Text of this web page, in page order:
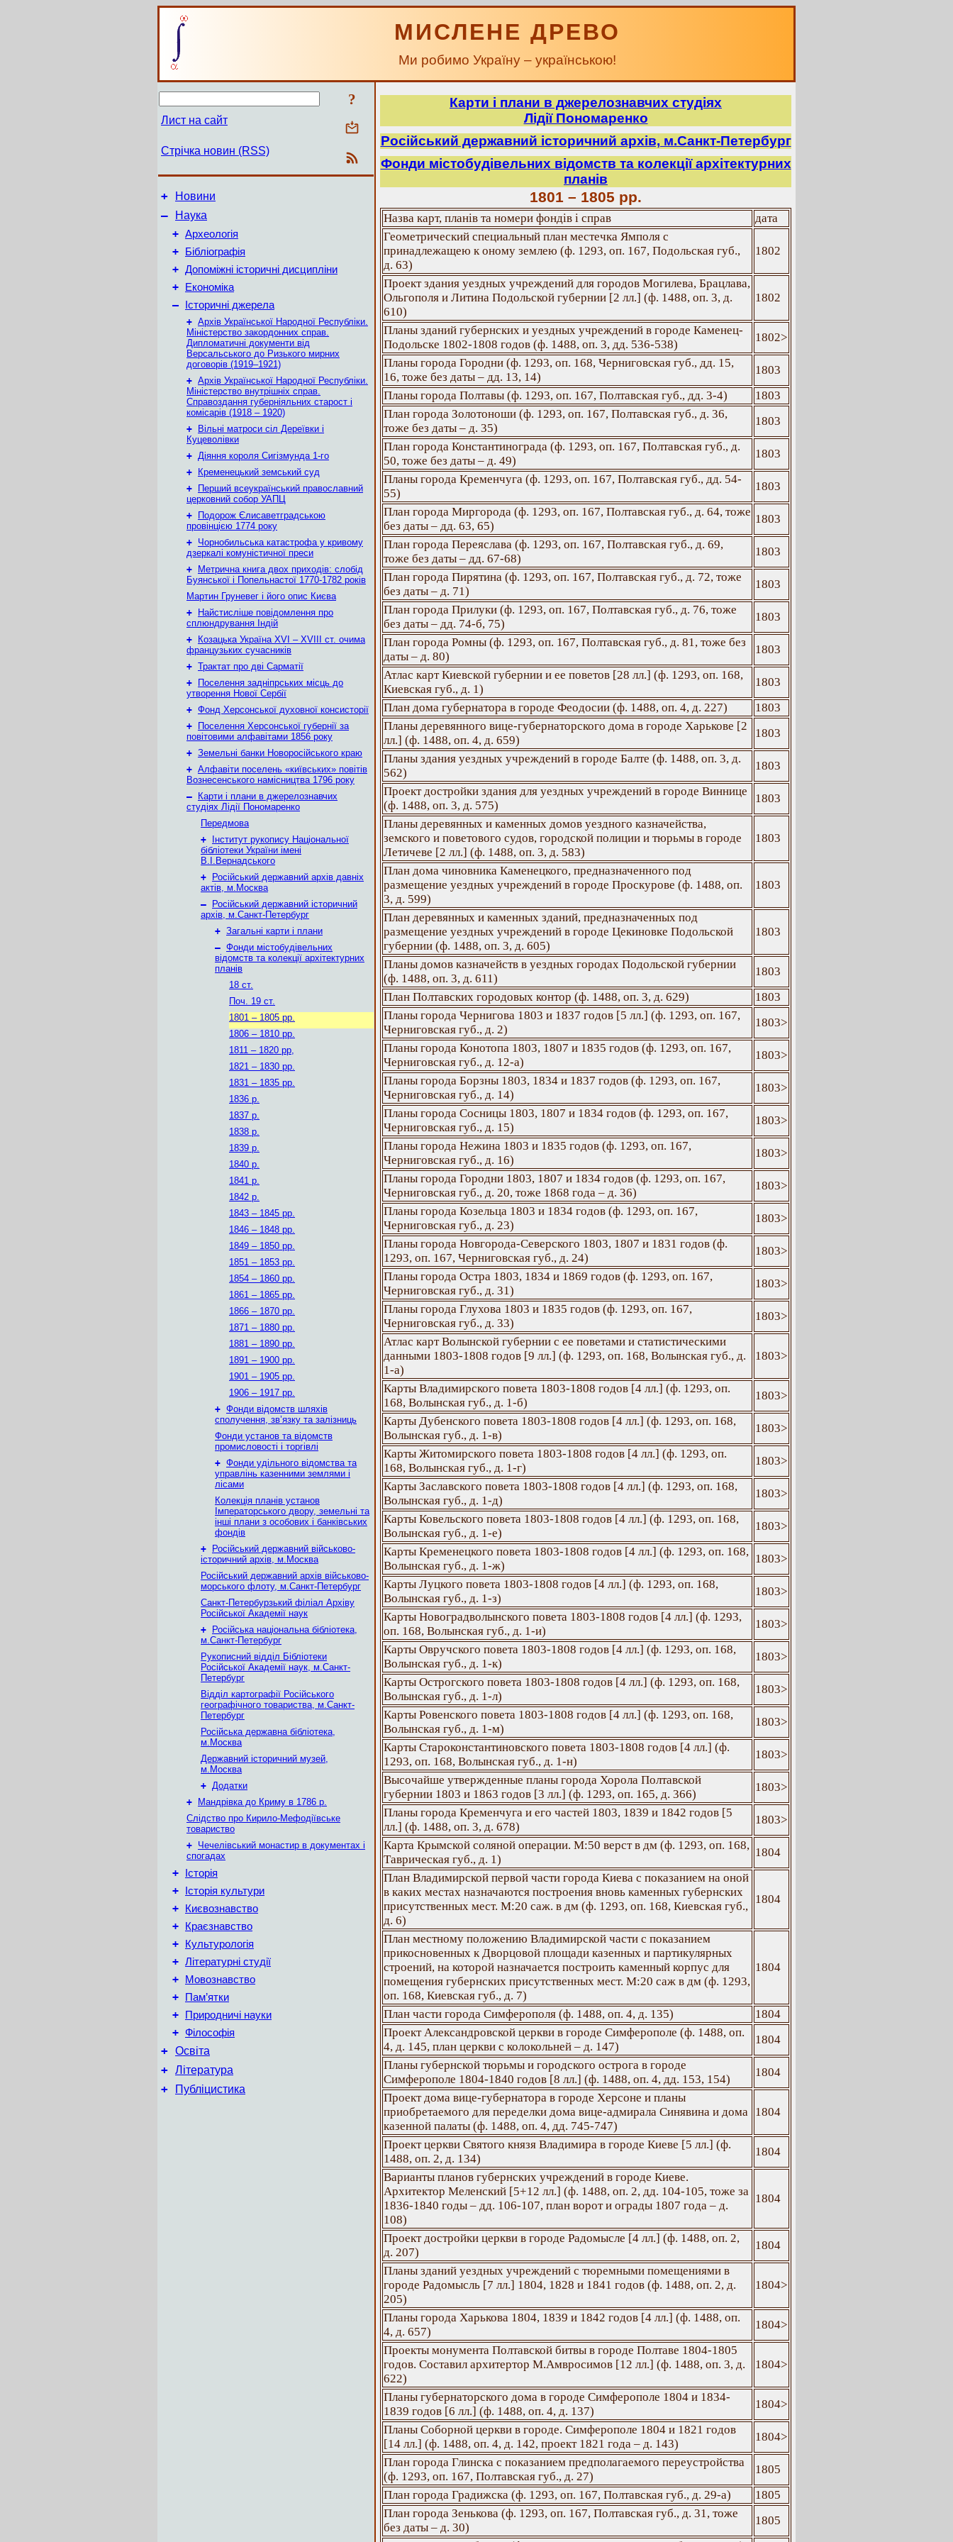
МИСЛЕНЕ ДРЕВО
Ми робимо Україну – українською!
?
Лист на сайт
Стрічка новин (RSS)
+ Новини
–
Наука
+ Археологія
+ Бібліографія
+ Допоміжні історичні дисципліни
+ Економіка
– Історичні джерела
+ Архів Української Народної Республіки.
Міністерство закордонних справ.
Дипломатичні документи від
Версальського до Ризького мирних
договорів (1919–1921)
+ Архів Української Народної Республіки.
Міністерство внутрішніх справ.
Справоздання губерніяльних старост і
комісарів (1918 – 1920)
+
Вільні матроси сіл Дереївки і
Куцеволівки
+ Діяння короля Сигізмунда 1-го
+
Кременецький земський суд
+
Перший всеукраїнський православний
церковний собор УАПЦ
+
Подорож Єлисаветградською
провінцією 1774 року
+ Чорнобильська катастрофа у кривому
дзеркалі комуністичної преси
+
Метрична книга двох приходів: слобід
Буянської і Попельнастої 1770-1782 років
Мартин Груневег і його опис Києва
+
Найстисліше повідомлення про
сплюндрування Індій
+
Козацька Україна ХVІ – ХVІІІ ст. очима
французьких сучасників
+ Трактат про дві Сарматії
+
Поселення задніпрських місць до
утворення Нової Сербії
+ Фонд Херсонської духовної консисторії
+
Поселення Херсонської губернії за
повітовими алфавітами 1856 року
+ Земельні банки Новоросійського краю
+ Алфавіти поселень «київських» повітів
Вознесенського намісництва 1796 року
–
Карти і плани в джерелознавчих
студіях Лідії Пономаренко
Передмова
+
Інститут рукопису Національної
бібліотеки України імені
В.І.Вернадського
+
Російський державний архів давніх
актів, м.Москва
–
Російський державний історичний
архів, м.Санкт-Петербург
+ Загальні карти і плани
– Фонди містобудівельних
відомств та колекції архітектурних
планів
18 ст.
Поч. 19 ст.
1801 – 1805 рр.
1806 – 1810 рр.
1811 – 1820 рр,
1821 – 1830 рр.
1831 – 1835 рр.
1836 р.
1837 р.
1838 р.
1839 р.
1840 р.
1841 р.
1842 р.
1843 – 1845 рр.
1846 – 1848 рр.
1849 – 1850 рр.
1851 – 1853 рр.
1854 – 1860 рр.
1861 – 1865 рр.
1866 – 1870 рр.
1871 – 1880 рр.
1881 – 1890 рр.
1891 – 1900 рр.
1901 – 1905 рр.
1906 – 1917 рр.
+ Фонди відомств шляхів
сполучення, зв’язку та залізниць
Фонди установ та відомств
промисловості і торгівлі
+ Фонди удільного відомства та
управлінь казенними землями і
лісами
Колекція планів установ
Імператорського двору, земельні та
інші плани з особових і банківських
фондів
+
Російський державний військово-
історичний архів, м.Москва
Російський державний архів військово-
морського флоту, м.Санкт-Петербург
Санкт-Петербурзький філіал Архіву
Російської Академії наук
+
Російська національна бібліотека,
м.Санкт-Петербург
Рукописний відділ Бібліотеки
Російської Академії наук, м.Санкт-
Петербург
Відділ картографії Російського
географічного товариства, м.Санкт-
Петербург
Російська державна бібліотека,
м.Москва
Державний історичний музей,
м.Москва
+ Додатки
+
Мандрівка до Криму в 1786 р.
Слідство про Кирило-Мефодіївське
товариство
+ Чечелівський монастир в документах і
спогадах
+ Історія
+ Історія культури
+ Києвознавство
+ Краєзнавство
+ Культурологія
+ Літературні студії
+ Мовознавство
+ Пам’ятки
+ Природничі науки
+ Філософія
+ Освіта
+ Література
+ Публіцистика
Карти і плани в джерелознавчих студіях
Лідії Пономаренко
Російський державний історичний архів, м.Санкт-Петербург
Фонди містобудівельних відомств та колекції архітектурних
планів
1801 – 1805 рр.
Назва карт, планів та номери фондів і справ
дата
Геометрический специальный план местечка Ямполя с
принадлежащею к оному землею (ф. 1293, оп. 167, Подольская губ.,
д. 63)
1802
Проект здания уездных учреждений для городов Могилева, Брацлава,
Ольгополя и Литина Подольской губернии [2 лл.] (ф. 1488, оп. 3, д.
610)
1802
Планы зданий губернских и уездных учреждений в городе Каменец-
Подольске 1802-1808 годов (ф. 1488, оп. 3, дд. 536-538)
1802>
Планы города Городни (ф. 1293, оп. 168, Черниговская губ., дд. 15,
16, тоже без даты – дд. 13, 14)
1803
Планы города Полтавы (ф. 1293, оп. 167, Полтавская губ., дд. 3-4)
1803
План города Золотоноши (ф. 1293, оп. 167, Полтавская губ., д. 36,
тоже без даты – д. 35)
1803
План города Константинограда (ф. 1293, оп. 167, Полтавская губ., д.
50, тоже без даты – д. 49)
1803
Планы города Кременчуга (ф. 1293, оп. 167, Полтавская губ., дд. 54-
55)
1803
План города Миргорода (ф. 1293, оп. 167, Полтавская губ., д. 64, тоже
без даты – дд. 63, 65)
1803
План города Переяслава (ф. 1293, оп. 167, Полтавская губ., д. 69,
тоже без даты – дд. 67-68)
1803
План города Пирятина (ф. 1293, оп. 167, Полтавская губ., д. 72, тоже
без даты – д. 71)
1803
План города Прилуки (ф. 1293, оп. 167, Полтавская губ., д. 76, тоже
без даты – дд. 74-б, 75)
1803
План города Ромны (ф. 1293, оп. 167, Полтавская губ., д. 81, тоже без
даты – д. 80)
1803
Атлас карт Киевской губернии и ее поветов [28 лл.] (ф. 1293, оп. 168,
Киевская губ., д. 1)
1803
План дома губернатора в городе Феодосии (ф. 1488, оп. 4, д. 227)
1803
Планы деревянного вице-губернаторского дома в городе Харькове [2
лл.] (ф. 1488, оп. 4, д. 659)
1803
Планы здания уездных учреждений в городе Балте (ф. 1488, оп. 3, д.
562)
1803
Проект достройки здания для уездных учреждений в городе Виннице
(ф. 1488, оп. 3, д. 575)
1803
Планы деревянных и каменных домов уездного казначейства,
земского и поветового судов, городской полиции и тюрьмы в городе
Летичеве [2 лл.] (ф. 1488, оп. 3, д. 583)
1803
План дома чиновника Каменецкого, предназначенного под
размещение уездных учреждений в городе Проскурове (ф. 1488, оп.
3, д. 599)
1803
План деревянных и каменных зданий, предназначенных под
размещение уездных учреждений в городе Цекиновке Подольской
губернии (ф. 1488, оп. 3, д. 605)
1803
Планы домов казначейств в уездных городах Подольской губернии
(ф. 1488, оп. 3, д. 611)
1803
План Полтавских городовых контор (ф. 1488, оп. 3, д. 629)
1803
Планы города Чернигова 1803 и 1837 годов [5 лл.] (ф. 1293, оп. 167,
Черниговская губ., д. 2)
1803>
Планы города Конотопа 1803, 1807 и 1835 годов (ф. 1293, оп. 167,
Черниговская губ., д. 12-а)
1803>
Планы города Борзны 1803, 1834 и 1837 годов (ф. 1293, оп. 167,
Черниговская губ., д. 14)
1803>
Планы города Сосницы 1803, 1807 и 1834 годов (ф. 1293, оп. 167,
Черниговская губ., д. 15)
1803>
Планы города Нежина 1803 и 1835 годов (ф. 1293, оп. 167,
Черниговская губ., д. 16)
1803>
Планы города Городни 1803, 1807 и 1834 годов (ф. 1293, оп. 167,
Черниговская губ., д. 20, тоже 1868 года – д. 36)
1803>
Планы города Козельца 1803 и 1834 годов (ф. 1293, оп. 167,
Черниговская губ., д. 23)
1803>
Планы города Новгорода-Северского 1803, 1807 и 1831 годов (ф.
1293, оп. 167, Черниговская губ., д. 24)
1803>
Планы города Остра 1803, 1834 и 1869 годов (ф. 1293, оп. 167,
Черниговская губ., д. 31)
1803>
Планы города Глухова 1803 и 1835 годов (ф. 1293, оп. 167,
Черниговская губ., д. 33)
1803>
Атлас карт Волынской губернии с ее поветами и статистическими
данными 1803-1808 годов [9 лл.] (ф. 1293, оп. 168, Волынская губ., д.
1-а)
1803>
Карты Владимирского повета 1803-1808 годов [4 лл.] (ф. 1293, оп.
168, Волынская губ., д. 1-б)
1803>
Карты Дубенского повета 1803-1808 годов [4 лл.] (ф. 1293, оп. 168,
Волынская губ., д. 1-в)
1803>
Карты Житомирского повета 1803-1808 годов [4 лл.] (ф. 1293, оп.
168, Волынская губ., д. 1-г)
1803>
Карты Заславского повета 1803-1808 годов [4 лл.] (ф. 1293, оп. 168,
Волынская губ., д. 1-д)
1803>
Карты Ковельского повета 1803-1808 годов [4 лл.] (ф. 1293, оп. 168,
Волынская губ., д. 1-е)
1803>
Карты Кременецкого повета 1803-1808 годов [4 лл.] (ф. 1293, оп. 168,
Волынская губ., д. 1-ж)
1803>
Карты Луцкого повета 1803-1808 годов [4 лл.] (ф. 1293, оп. 168,
Волынская губ., д. 1-з)
1803>
Карты Новоградволынского повета 1803-1808 годов [4 лл.] (ф. 1293,
оп. 168, Волынская губ., д. 1-и)
1803>
Карты Овручского повета 1803-1808 годов [4 лл.] (ф. 1293, оп. 168,
Волынская губ., д. 1-к)
1803>
Карты Острогского повета 1803-1808 годов [4 лл.] (ф. 1293, оп. 168,
Волынская губ., д. 1-л)
1803>
Карты Ровенского повета 1803-1808 годов [4 лл.] (ф. 1293, оп. 168,
Волынская губ., д. 1-м)
1803>
Карты Староконстантиновского повета 1803-1808 годов [4 лл.] (ф.
1293, оп. 168, Волынская губ., д. 1-н)
1803>
Высочайше утвержденные планы города Хорола Полтавской
губернии 1803 и 1863 годов [3 лл.] (ф. 1293, оп. 165, д. 366)
1803>
Планы города Кременчуга и его частей 1803, 1839 и 1842 годов [5
лл.] (ф. 1488, оп. 3, д. 678)
1803>
Карта Крымской соляной операции. М:50 верст в дм (ф. 1293, оп. 168,
Таврическая губ., д. 1)
1804
План Владимирской первой части города Киева с показанием на оной
в каких местах назначаются построения вновь каменных губернских
присутственных мест. М:20 саж. в дм (ф. 1293, оп. 168, Киевская губ.,
д. 6)
1804
План местному положению Владимирской части с показанием
прикосновенных к Дворцовой площади казенных и партикулярных
строений, на которой назначается построить каменный корпус для
помещения губернских присутственных мест. М:20 саж в дм (ф. 1293,
оп. 168, Киевская губ., д. 7)
1804
План части города Симферополя (ф. 1488, оп. 4, д. 135)
1804
Проект Александровской церкви в городе Симферополе (ф. 1488, оп.
4, д. 145, план церкви с колокольней – д. 147)
1804
Планы губернской тюрьмы и городского острога в городе
Симферополе 1804-1840 годов [8 лл.] (ф. 1488, оп. 4, дд. 153, 154)
1804
Проект дома вице-губернатора в городе Херсоне и планы
приобретаемого для переделки дома вице-адмирала Синявина и дома
казенной палаты (ф. 1488, оп. 4, дд. 745-747)
1804
Проект церкви Святого князя Владимира в городе Киеве [5 лл.] (ф.
1488, оп. 2, д. 134)
1804
Варианты планов губернских учреждений в городе Киеве.
Архитектор Меленский [5+12 лл.] (ф. 1488, оп. 2, дд. 104-105, тоже за
1836-1840 годы – дд. 106-107, план ворот и ограды 1807 года – д.
108)
1804
Проект достройки церкви в городе Радомысле [4 лл.] (ф. 1488, оп. 2,
д. 207)
1804
Планы зданий уездных учреждений с тюремными помещениями в
городе Радомысль [7 лл.] 1804, 1828 и 1841 годов (ф. 1488, оп. 2, д.
205)
1804>
Планы города Харькова 1804, 1839 и 1842 годов [4 лл.] (ф. 1488, оп.
4, д. 657)
1804>
Проекты монумента Полтавской битвы в городе Полтаве 1804-1805
годов. Составил архитертор М.Амвросимов [12 лл.] (ф. 1488, оп. 3, д.
622)
1804>
Планы губернаторского дома в городе Симферополе 1804 и 1834-
1839 годов [6 лл.] (ф. 1488, оп. 4, д. 137)
1804>
Планы Соборной церкви в городе. Симферополе 1804 и 1821 годов
[14 лл.] (ф. 1488, оп. 4, д. 142, проект 1821 года – д. 143)
1804>
План города Глинска с показанием предполагаемого переустройства
(ф. 1293, оп. 167, Полтавская губ., д. 27)
1805
План города Градижска (ф. 1293, оп. 167, Полтавская губ., д. 29-а)
1805
План города Зенькова (ф. 1293, оп. 167, Полтавская губ., д. 31, тоже
без даты – д. 30)
1805